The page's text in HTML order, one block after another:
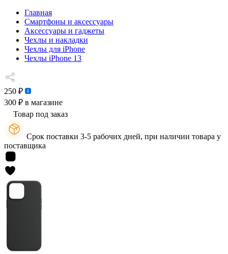
Главная
Смартфоны и аксессуары
Аксессуары и гаджеты
Чехлы и накладки
Чехлы для iPhone
Чехлы iPhone 13
250 ₽
300 ₽ в магазине
Товар под заказ
Срок поставки 3-5 рабочих дней, при наличии товара у
поставщика